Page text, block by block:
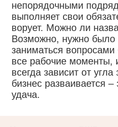
непорядочными
выполняет свои
ворует. Можно ли
Возможно, нужно было
заниматься вопросами
все рабочие моменты,
всегда зависит от
бизнес разваивается –
удача.